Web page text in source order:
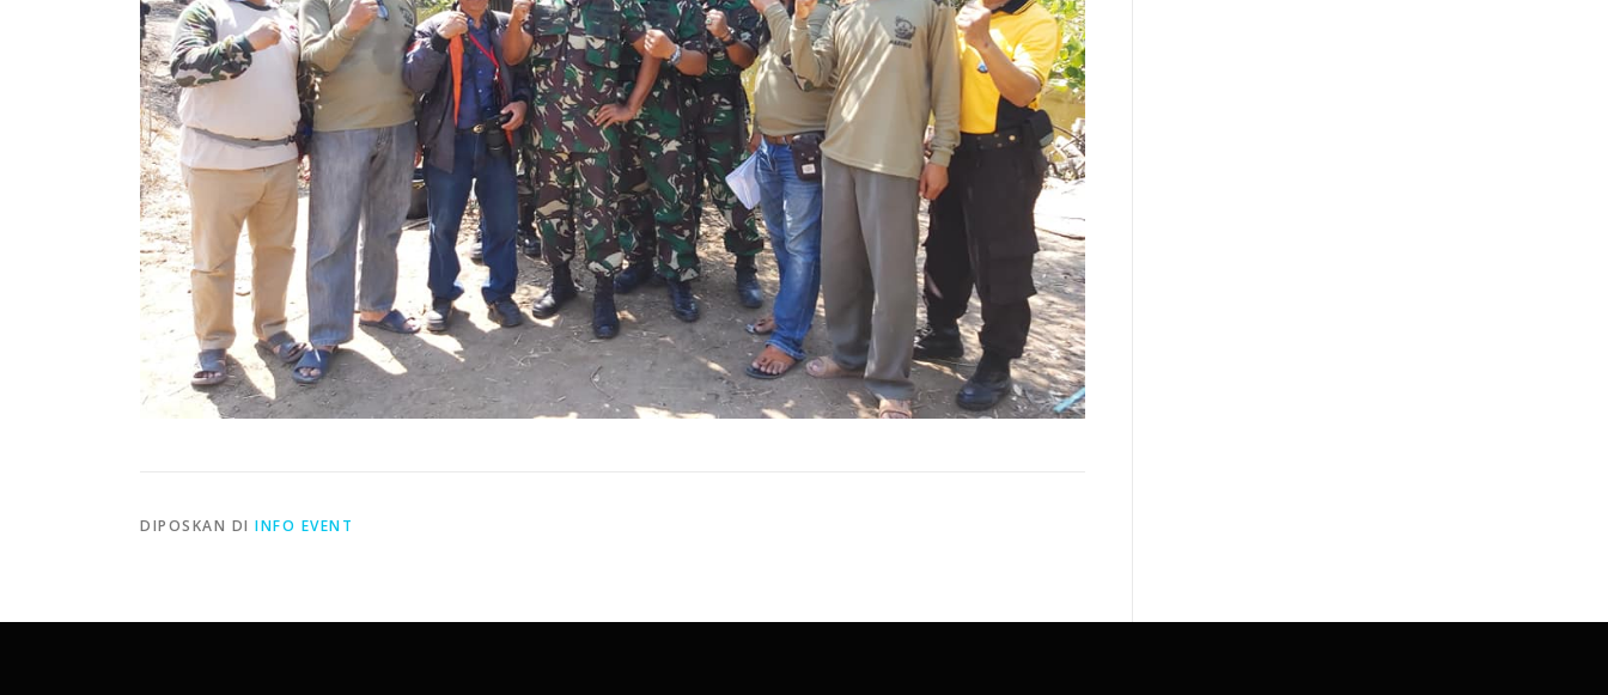
DIPOSKAN DI INFO EVENT